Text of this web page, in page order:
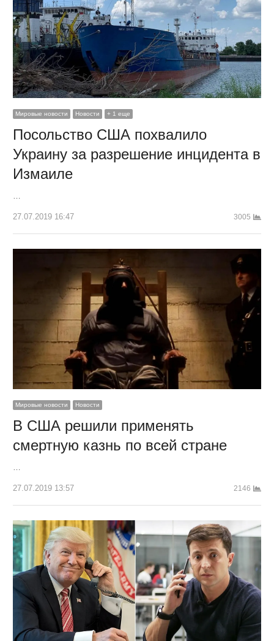
Мировые новости Новости + 1 еще
Посольство США похвалило
Украину за разрешение инцидента в
Измаиле
…
27.07.2019 16:47 3005
Мировые новости Новости
В США решили применять
смертную казнь по всей стране
27.07.2019 13:57 2146